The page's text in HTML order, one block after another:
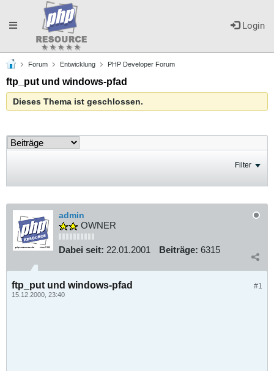
Login
Toggle
navigation
Forum Entwicklung PHP Developer Forum
ftp_put und windows-pfad
Dieses Thema ist geschlossen.
Filter
admin
OWNER
Dabei seit: 22.01.2001 Beiträge: 6315
#1
ftp_put und windows-pfad
15.12.2000, 23:40